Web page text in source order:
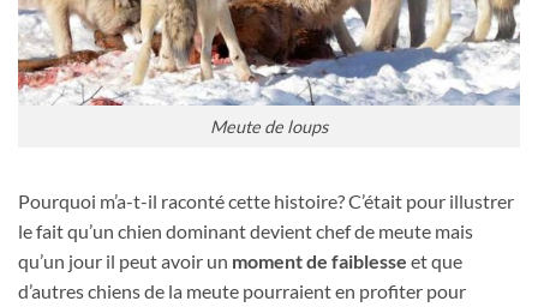
Meute de loups
Pourquoi m’a-t-il raconté cette histoire? C’était pour illustrer
le fait qu’un chien dominant devient chef de meute mais
qu’un jour il peut avoir un moment de faiblesse et que
d’autres chiens de la meute pourraient en profiter pour